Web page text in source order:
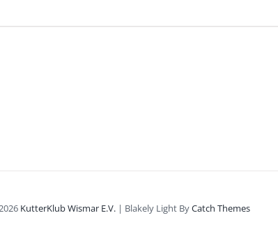
KutterKlub Wismar E.V. | Blakely Light ByCatch Themes